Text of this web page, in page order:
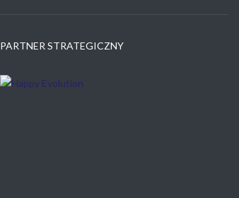
PARTNER STRATEGICZNY